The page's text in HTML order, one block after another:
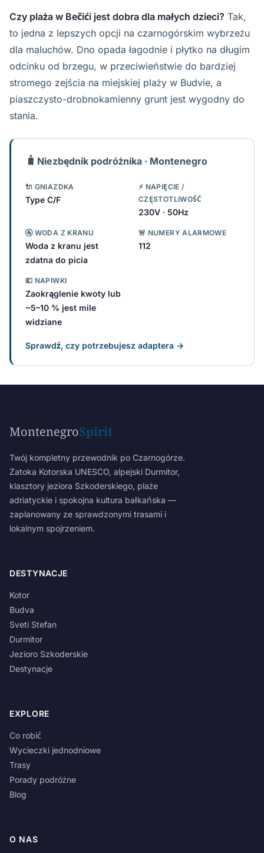
Czy plaża w Bečići jest dobra dla małych dzieci? Tak,
to jedna z lepszych opcji na czarnogórskim wybrzeżu
dla maluchów. Dno opada łagodnie i płytko na długim
odcinku od brzegu, w przeciwieństwie do bardziej
stromego zejścia na miejskiej plaży w Budvie, a
piaszczysto-drobnokamienny grunt jest wygodny do
stania.
🧳 Niezbędnik podróżnika · Montenegro
🔌 GNIAZDKA
Type C/F
⚡ NAPIĘCIE /
CZĘSTOTLIWOŚĆ
230V · 50Hz
🚰 WODA Z KRANU
Woda z kranu jest
zdatna do picia
🚨 NUMERY ALARMOWE
112
💶 NAPIWKI
Zaokrąglenie kwoty lub
~5–10 % jest mile
widziane
Sprawdź, czy potrzebujesz adaptera →
MontenegroSpirit
Twój kompletny przewodnik po Czarnogórze.
Zatoka Kotorska UNESCO, alpejski Durmitor,
klasztory jeziora Szkoderskiego, plaże
adriatyckie i spokojna kultura bałkańska —
zaplanowany ze sprawdzonymi trasami i
lokalnym spojrzeniem.
DESTYNACJE
Kotor
Budva
Sveti Stefan
Durmitor
Jezioro Szkoderskie
Destynacje
EXPLORE
Co robić
Wycieczki jednodniowe
Trasy
Porady podróżne
Blog
O NAS